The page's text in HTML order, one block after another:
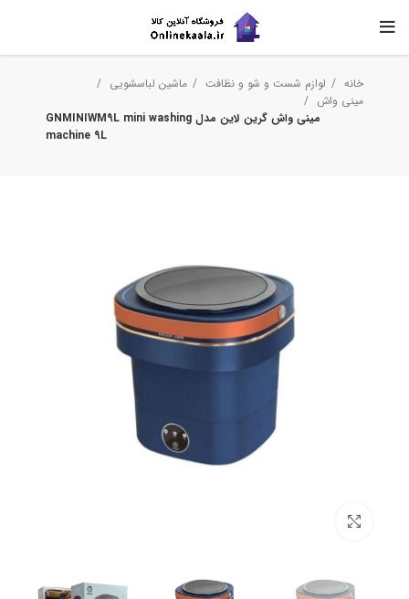
خانه لوازم شست و شو و نظافت
ماشین لباسشویی
مینی واش
مینی واش گرین لاین مدل GNMINIWM9L mini washing
machine 9L